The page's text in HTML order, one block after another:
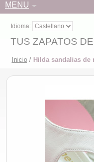
MENU
Idioma:
TUS ZAPATOS
Inicio / Hilda sandalias